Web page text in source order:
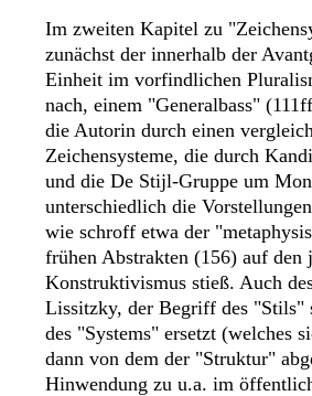
Im zweiten Kapitel zu
zunächst der innerhalb der
Einheit im vorfindlichen
nach, einem "Generalbass"
die Autorin durch einen
Zeichensysteme, die durch
und die De Stijl-Gruppe um
unterschiedlich die
wie schroff etwa der
frühen Abstrakten (156) auf
Konstruktivismus stieß. Auch
Lissitzky, der Begriff des "Stils"
des "Systems" ersetzt (welches
dann von dem der "Struktur"
Hinwendung zu u.a. im